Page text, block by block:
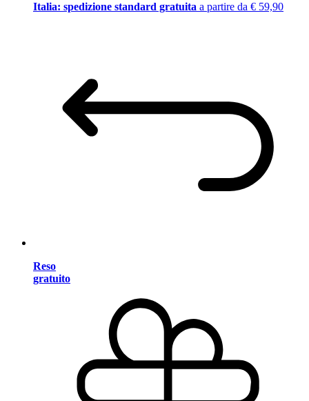
Italia: spedizione standard gratuita a partire da € 59,90
Reso
gratuito